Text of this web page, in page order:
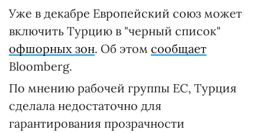
Уже в декабре Европейский союз может
включить Турцию в "черный список"
офшорных зон. Об этом сообщает
Bloomberg.
По мнению рабочей группы ЕС, Турция
сделала недостаточно для
гарантирования прозрачности